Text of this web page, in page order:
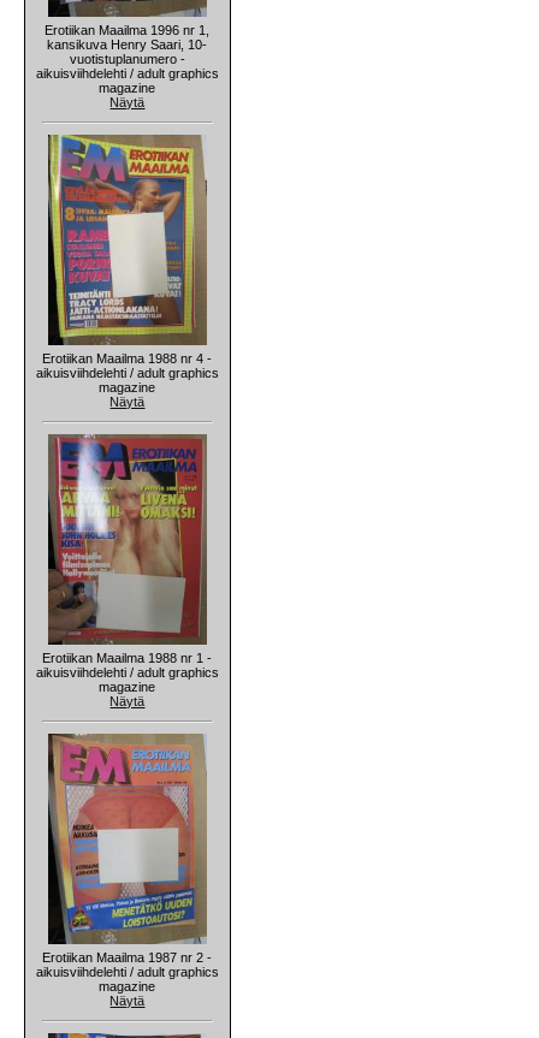
Erotiikan Maailma 1996 nr 1,
kansikuva Henry Saari, 10-
vuotistuplanumero -
aikuisviihdelehti / adult graphics
magazine
Näytä
Erotiikan Maailma 1988 nr 4 -
aikuisviihdelehti / adult graphics
magazine
Näytä
Erotiikan Maailma 1988 nr 1 -
aikuisviihdelehti / adult graphics
magazine
Näytä
Erotiikan Maailma 1987 nr 2 -
aikuisviihdelehti / adult graphics
magazine
Näytä